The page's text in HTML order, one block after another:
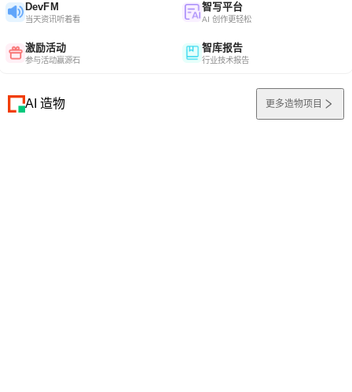
DevFM
当天资讯听着看
智写平台
AI 创作更轻松
激励活动
参与活动赢源石
智库报告
行业技术报告
AI 造物 更多造物项目